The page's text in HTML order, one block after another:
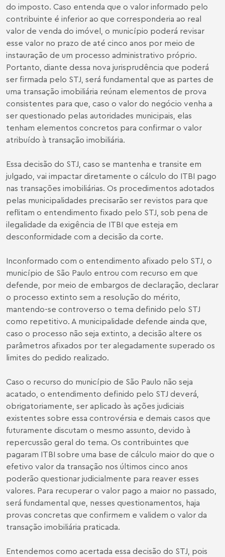
do imposto. Caso entenda que o valor informado pelo
contribuinte é inferior ao que corresponderia ao real
valor de venda do imóvel, o município poderá revisar
esse valor no prazo de até cinco anos por meio de
instauração de um processo administrativo próprio.
Portanto, diante dessa nova jurisprudência que poderá
ser firmada pelo STJ, será fundamental que as partes de
uma transação imobiliária reúnam elementos de prova
consistentes para que, caso o valor do negócio venha a
ser questionado pelas autoridades municipais, elas
tenham elementos concretos para confirmar o valor
atribuído à transação imobiliária.
Essa decisão do STJ, caso se mantenha e transite em
julgado, vai impactar diretamente o cálculo do ITBI pago
nas transações imobiliárias. Os procedimentos adotados
pelas municipalidades precisarão ser revistos para que
reflitam o entendimento fixado pelo STJ, sob pena de
ilegalidade da exigência de ITBI que esteja em
desconformidade com a decisão da corte.
Inconformado com o entendimento afixado pelo STJ, o
município de São Paulo entrou com recurso em que
defende, por meio de embargos de declaração, declarar
o processo extinto sem a resolução do mérito,
mantendo-se controverso o tema definido pelo STJ
como repetitivo. A municipalidade defende ainda que,
caso o processo não seja extinto, a decisão altere os
parâmetros afixados por ter alegadamente superado os
limites do pedido realizado.
Caso o recurso do município de São Paulo não seja
acatado, o entendimento definido pelo STJ deverá,
obrigatoriamente, ser aplicado às ações judiciais
existentes sobre essa controvérsia e demais casos que
futuramente discutam o mesmo assunto, devido à
repercussão geral do tema. Os contribuintes que
pagaram ITBI sobre uma base de cálculo maior do que o
efetivo valor da transação nos últimos cinco anos
poderão questionar judicialmente para reaver esses
valores. Para recuperar o valor pago a maior no passado,
será fundamental que, nesses questionamentos, haja
provas concretas que confirmem e validem o valor da
transação imobiliária praticada.
Entendemos como acertada essa decisão do STJ, pois